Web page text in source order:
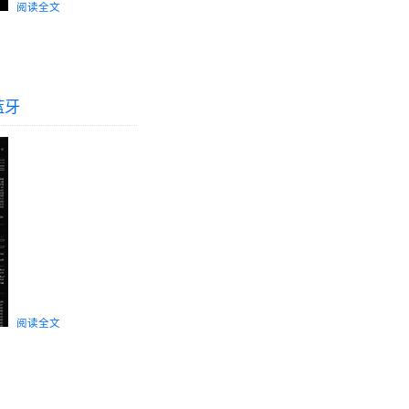
阅读全文
牙
阅读全文